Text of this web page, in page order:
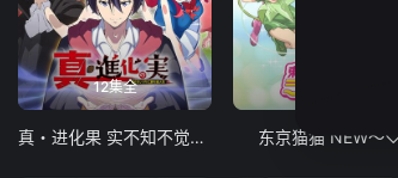
12集全
真・进化果 实不知不觉踏上胜利的人生 东京猫猫 NEW～